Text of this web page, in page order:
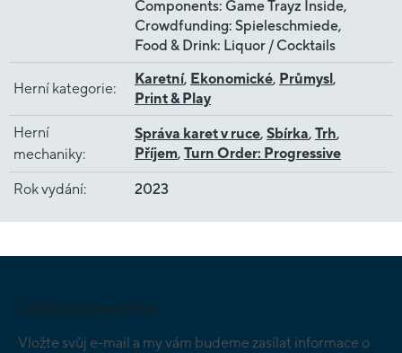
Components: Game Trayz Inside,
Crowdfunding: Spieleschmiede,
Food & Drink: Liquor / Cocktails
Herní kategorie:
Karetní, Ekonomické, Průmysl ,
Print & Play
Herní
mechaniky:
Správa karet v ruce, Sbírka, Trh,
Příjem, Turn Order: Progressive
Rok vydání: 2023
Odebírat newsletter
Vložte svůj e-mail a my vám budeme zasílat informace o